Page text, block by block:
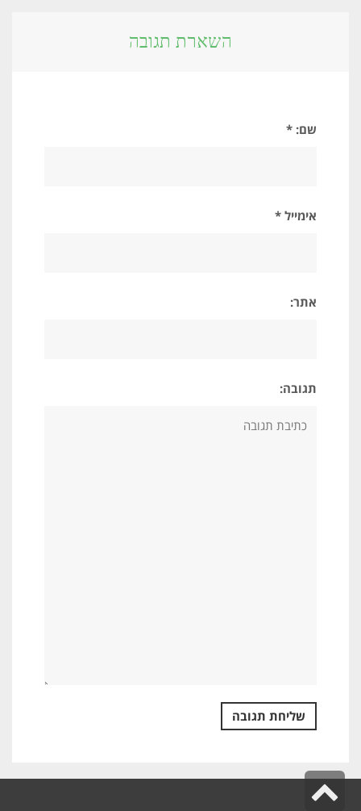
השארת תגובה
שם: *
אימייל *
אתר:
תגובה:
גלילה